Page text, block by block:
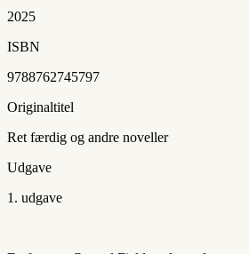
2025
ISBN
9788762745797
Originaltitel
Ret færdig og andre noveller
Udgave
1. udgave